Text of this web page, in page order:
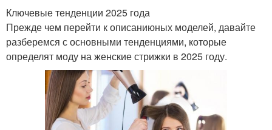
Ключевые тенденции 2025 года
Прежде чем перейти к описаниюных моделей, давайте
разберемся с основными тенденциями, которые
определят моду на женские стрижки в 2025 году.